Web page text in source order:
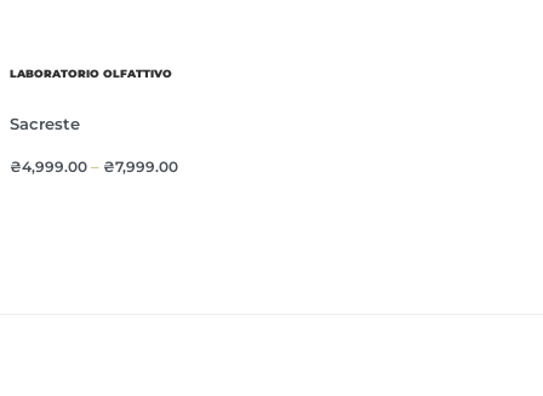
LABORATORIO OLFATTIVO
Sacreste
₴4,999.00– ₴7,999.00